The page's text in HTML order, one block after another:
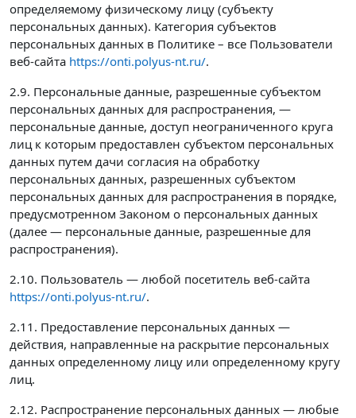
определяемому физическому лицу (субъекту
персональных данных). Категория субъектов
персональных данных в Политике – все Пользователи
веб-сайта https://onti.polyus-nt.ru/.
2.9. Персональные данные, разрешенные субъектом
персональных данных для распространения, —
персональные данные, доступ неограниченного круга
лиц к которым предоставлен субъектом персональных
данных путем дачи согласия на обработку
персональных данных, разрешенных субъектом
персональных данных для распространения в порядке,
предусмотренном Законом о персональных данных
(далее — персональные данные, разрешенные для
распространения).
2.10. Пользователь — любой посетитель веб-сайта
https://onti.polyus-nt.ru/.
2.11. Предоставление персональных данных —
действия, направленные на раскрытие персональных
данных определенному лицу или определенному кругу
лиц.
2.12. Распространение персональных данных — любые